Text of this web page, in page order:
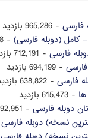
فارسی - 965,286 بازدید
- 834,558 بازدید
فارسی - 712,191 بازدید
- 694,199 بازدید
فارسی - 638,822 بازدید
- 615,473 بازدید
دوبله فارسی - 592,951 بازدید
نسخه) دوبله فارسی